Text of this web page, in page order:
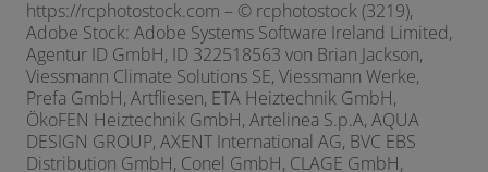
https://rcphotostock.com – © rcphotostock (3219),
Adobe Stock: Adobe Systems Software Ireland Limited,
Agentur ID GmbH, ID 322518563 von Brian Jackson,
Viessmann Climate Solutions SE, Viessmann Werke,
Prefa GmbH, Artfliesen, ETA Heiztechnik GmbH,
ÖkoFEN Heiztechnik GmbH,Artelinea S.p.A,AQUA
DESIGN GROUP, AXENT International AG, BVC EBS
Distribution GmbH, Conel GmbH, CLAGE GmbH,